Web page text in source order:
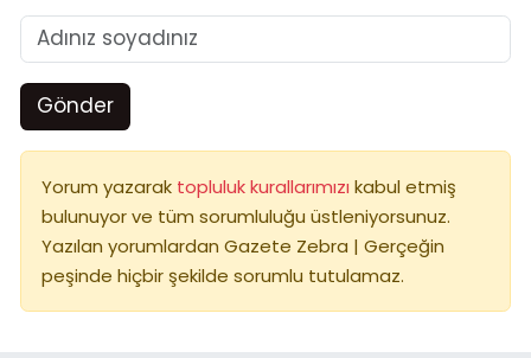
Gönder
Yorum yazarak topluluk kurallarımızı kabul etmiş
bulunuyor ve tüm sorumluluğu üstleniyorsunuz.
Yazılan yorumlardan Gazete Zebra | Gerçeğin
peşinde hiçbir şekilde sorumlu tutulamaz.